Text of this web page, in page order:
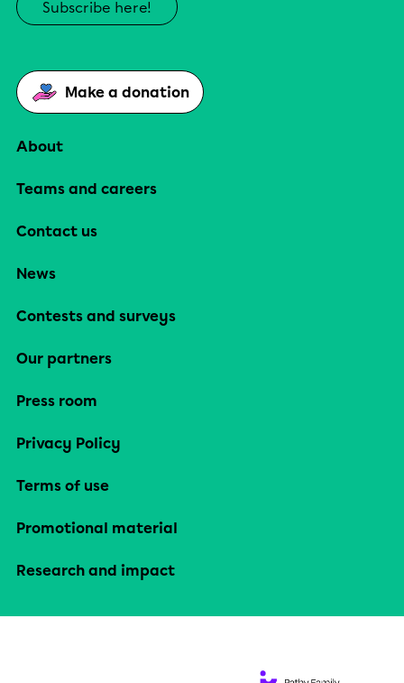
Subscribe here!
Make a donation
About
Teams and careers
Contact us
News
Contests and surveys
Our partners
Press room
Privacy Policy
Terms of use
Promotional material
Research and impact